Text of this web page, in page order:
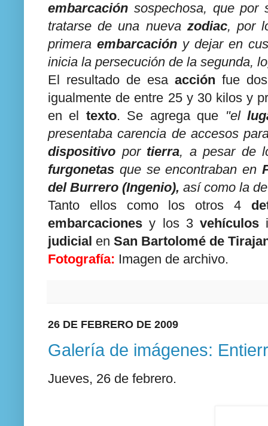
embarcación sospechosa, que por
tratarse de una nueva zodiac, por
primera embarcacióny dejar en
inicia la persecución de la segunda,
El resultado de esa acción fue
igualmente de entre 25 y 30 kilos y
en el texto. Se agrega que "el
presentaba carencia de accesos
dispositivo por tierra, a pesar de
furgonetas que se encontraban en
del Burrero (Ingenio), así como la
Tanto ellos como los otros 4
embarcaciones y los 3 vehículos
judicial en San Bartolomé de
Fotografía: Imagen de archivo.
26 DE FEBRERO DE 2009
Galería de imágenes:
Jueves, 26 de febrero.